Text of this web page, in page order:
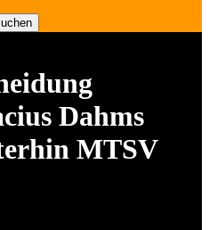
Dahms
MTSV